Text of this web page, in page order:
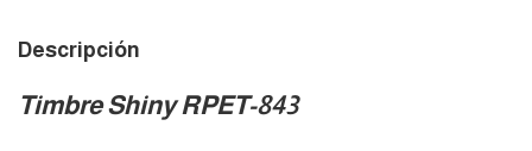
Descripción
Timbre Shiny RPET-843